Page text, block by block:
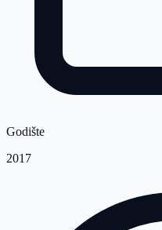
Godište
2017